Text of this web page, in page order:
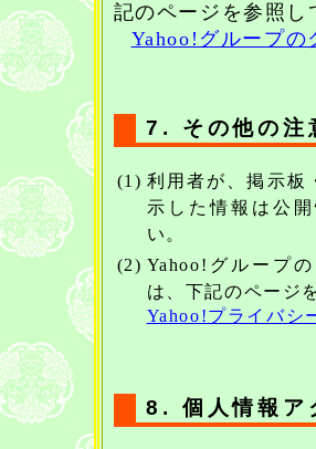
記のページを参照し
Yahoo!グループの
7. その他の注
(1) 利用者が、掲示板
示した情報は公
い。
(2) Yahoo!グループ
は、下記のページ
Yahoo!プライバシ
8. 個人情報ア